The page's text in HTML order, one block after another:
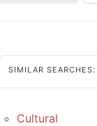
SIMILAR SEARCHES:
Cultural